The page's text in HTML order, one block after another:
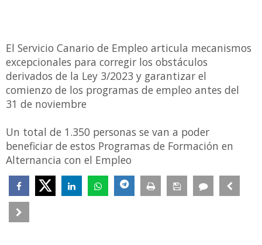
El Servicio Canario de Empleo articula mecanismos
excepcionales para corregir los obstáculos
derivados de la Ley 3/2023 y garantizar el
comienzo de los programas de empleo antes del
31 de noviembre
Un total de 1.350 personas se van a poder
beneficiar de estos Programas de Formación en
Alternancia con el Empleo